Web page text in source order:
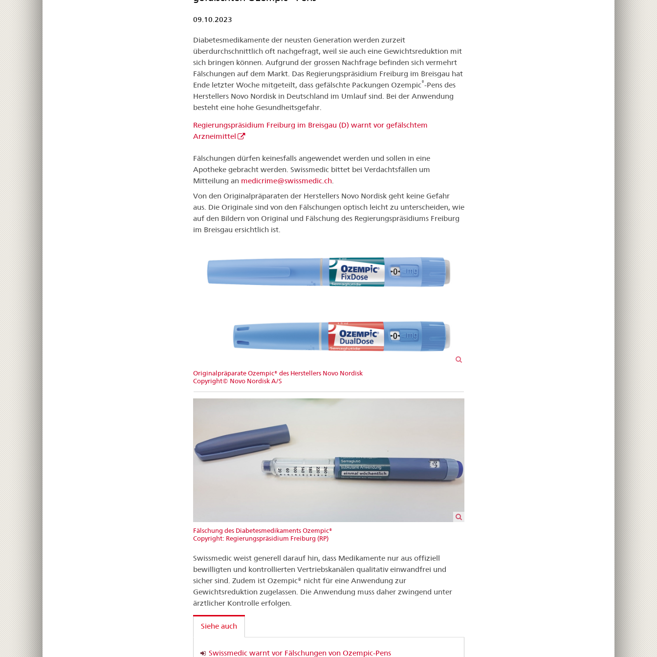
09.10.2023
Diabetesmedikamente der neusten Generation werden zurzeit
überdurchschnittlich oft nachgefragt, weil sie auch eine Gewichtsreduktion mit
sich bringen können. Aufgrund der grossen Nachfrage befinden sich vermehrt
Fälschungen auf dem Markt. Das Regierungspräsidium Freiburg im Breisgau hat
Ende letzter Woche mitgeteilt, dass gefälschte Packungen Ozempic®-Pens des
Herstellers Novo Nordisk in Deutschland im Umlauf sind. Bei der Anwendung
besteht eine hohe Gesundheitsgefahr.
Regierungspräsidium Freiburg im Breisgau (D) warnt vor gefälschtem
Arzneimittel
Fälschungen dürfen keinesfalls angewendet werden und sollen in eine
Apotheke gebracht werden. Swissmedic bittet bei Verdachtsfällen um
Mitteilung an medicrime@swissmedic.ch.
Von den Originalpräparaten der Herstellers Novo Nordisk geht keine Gefahr
aus. Die Originale sind von den Fälschungen optisch leicht zu unterscheiden, wie
auf den Bildern von Original und Fälschung des Regierungspräsidiums Freiburg
im Breisgau ersichtlich ist.
Originalpräparate Ozempic® des Herstellers Novo Nordisk
Copyright© Novo Nordisk A/S
Fälschung des Diabetesmedikaments Ozempic®
Copyright: Regierungspräsidium Freiburg (RP)
Swissmedic weist generell darauf hin, dass Medikamente nur aus offiziell
bewilligten und kontrollierten Vertriebskanälen qualitativ einwandfrei und
sicher sind. Zudem ist Ozempic® nicht für eine Anwendung zur
Gewichtsreduktion zugelassen. Die Anwendung muss daher zwingend unter
ärztlicher Kontrolle erfolgen.
Siehe auch
Swissmedic warnt vor Fälschungen von Ozempic-Pens